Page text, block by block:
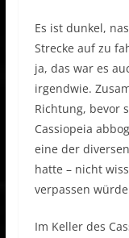
Es ist dunkel,
Strecke auf zu
ja, das war es
irgendwie.
Richtung, bevor
Cassiopeia
eine der
hatte – nicht
verpassen
Im Keller des